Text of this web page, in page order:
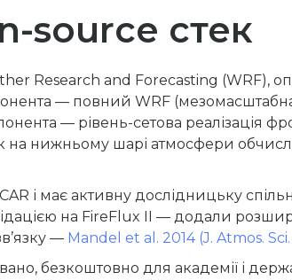
source стек
Research and Forecasting (WRF),
— повний WRF
— рівень-сетова реалізація
на нижньому шарі атмосфери
і має активну дослідницьку
на FireFlux II — додали
— Mandel et al. 2014 (J. Atmos. Sci.
безкоштовно для академії і